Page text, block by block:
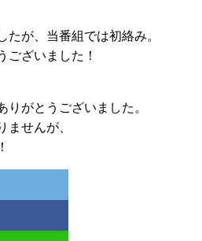
が、当番組では初絡み。
ございました！
りがとうございました。
ませんが、